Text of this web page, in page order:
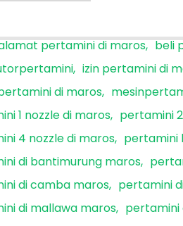
pertamini di maros beli
izin pertamini di
di maros
1 nozzle di maros
pertamini
4 nozzle di maros
pertamini
di bantimurung maros
di camba maros
pertamini
di mallawa maros
pertamini